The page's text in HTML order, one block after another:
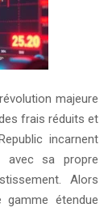
majeure
frais réduits et
incarnent
avec sa propre
Alors
étendue